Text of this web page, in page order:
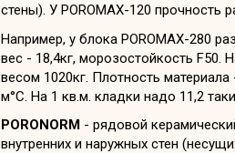
стены). У POROMAX-120 прочность
Например, у блока POROMAX-280
вес - 18,4кг, морозостойкость
весом 1020кг. Плотность
м°С. На 1 кв.м. кладки надо 11,2
PORONORM- рядовой
внутренних и наружных стен